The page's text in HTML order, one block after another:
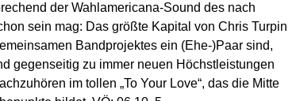
der Wahlamericana-Sound des nach
sein mag: Das größte Kapital von Chris Turpin
Bandprojektes ein (Ehe-)Paar sind,
gegenseitig zu immer neuen Höchstleistungen
im tollen „To Your Love“, das die Mitte